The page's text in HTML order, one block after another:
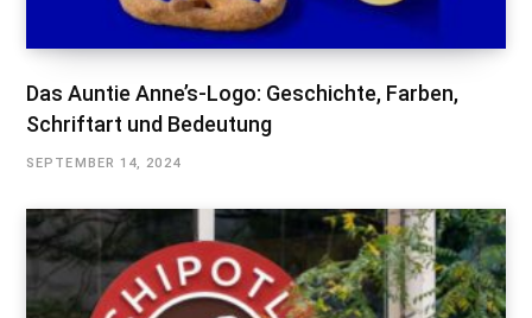
Das Auntie Anne’s-Logo: Geschichte, Farben,
Schriftart und Bedeutung
SEPTEMBER 14, 2024